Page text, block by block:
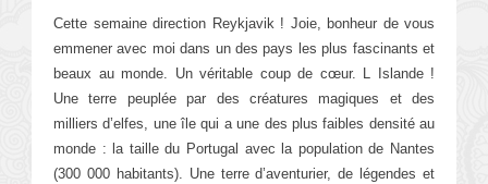
Cette semaine direction Reykjavik ! Joie, bonheur de vous
emmener avec moi dans un des pays les plus fascinants et
beaux au monde. Un véritable coup de cœur. L Islande !
Une terre peuplée par des créatures magiques et des
milliers d’elfes, une île qui a une des plus faibles densité au
monde : la taille du Portugal avec la population de Nantes
(300 000 habitants). Une terre d’aventurier, de légendes et